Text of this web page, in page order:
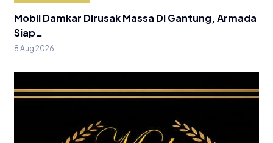
Mobil Damkar Dirusak Massa Di Gantung, Armada
Siap…
8 Aug 2026